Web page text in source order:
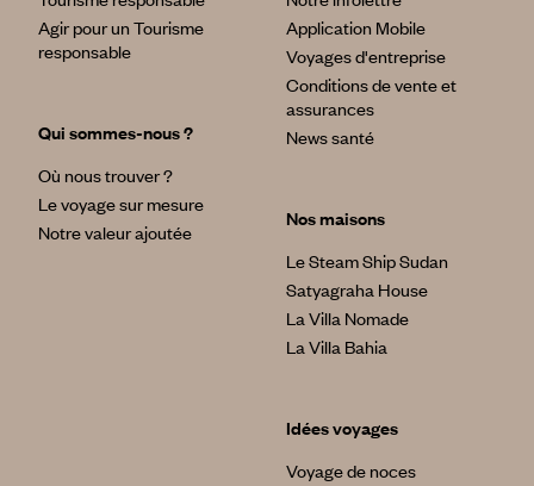
Agir pour un Tourisme
responsable
Qui sommes-nous ?
Où nous trouver ?
Le voyage sur mesure
Notre valeur ajoutée
Application Mobile
Voyages d'entreprise
Conditions de vente et
assurances
News santé
Nos maisons
Le Steam Ship Sudan
Satyagraha House
La Villa Nomade
La Villa Bahia
Idées voyages
Voyage de noces